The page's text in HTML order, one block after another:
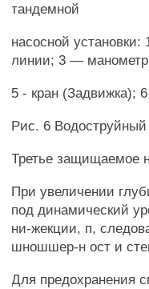
тандемной
насосной
линии; 3 —
5 - кран (Задвижка);
Рис. 6
Третье защищаемое
При увеличении
под динамический
ни-жекции, п,
шношшер-н ост и
Для предохранения